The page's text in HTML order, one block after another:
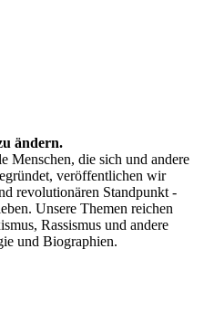
ändern.
Menschen, die sich und andere
veröffentlichen wir
revolutionären Standpunkt -
Unsere Themen reichen
Rassismus und andere
und Biographien.